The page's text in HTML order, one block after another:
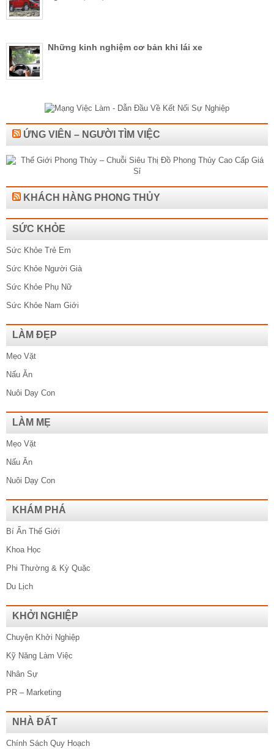
Những kinh nghiệm cơ bản khi lái xe
ỨNG VIÊN – NGƯỜI TÌM VIỆC
KHÁCH HÀNG PHONG THỦY
SỨC KHỎE
Sức Khỏe Trẻ Em
Sức Khỏe Người Già
Sức Khỏe Phụ Nữ
Sức Khỏe Nam Giới
LÀM ĐẸP
Mẹo Vặt
Nấu Ăn
Nuôi Dạy Con
LÀM MẸ
Mẹo Vặt
Nấu Ăn
Nuôi Dạy Con
KHÁM PHÁ
Bí Ẩn Thế Giới
Khoa Học
Phi Thường & Kỳ Quặc
Du Lịch
KHỞI NGHIỆP
Chuyện Khởi Nghiệp
Kỹ Năng Làm Việc
Nhân Sự
PR – Marketing
NHÀ ĐẤT
Chính Sách Quy Hoạch